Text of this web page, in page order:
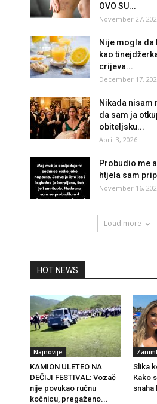
OVO SU...
November 27,
Nije mogla da
kao
crijeva...
December 17,
Nikada
da sam ja
obiteljsku...
April 3, 2026
Probudio me
htjela sam
November 16,
Load more
HOT NEWS
Najnovije
KAMION ULETEO NA
DEČIJI FESTIVAL: Vozač
nije povukao ručnu
kočnicu, pregaženo...
Slika
Kako
snaha